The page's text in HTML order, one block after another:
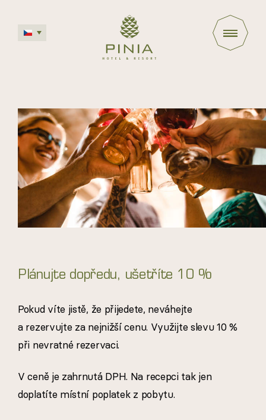
Polski
Plánujte dopředu, ušetříte 10 %
Pokud víte jistě, že přijedete, neváhejte
a rezervujte za nejnižší cenu. Využijte slevu 10 %
při nevratné rezervaci.
V ceně je zahrnutá DPH. Na recepci tak jen
doplatíte místní poplatek z pobytu.